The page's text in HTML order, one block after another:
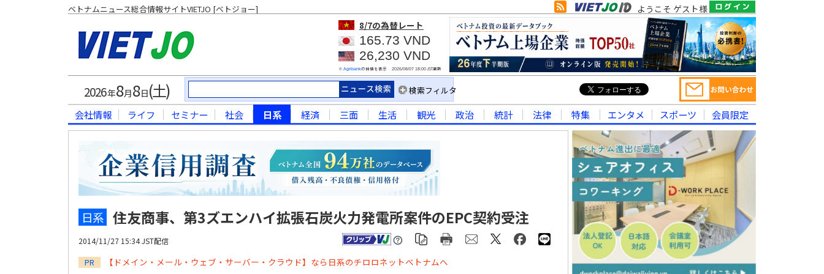
ベトナムニュース総合情報サイトVIETJO [ベトジョー]
ようこそ ゲスト様
8/7の為替レート
165.73 VND
26,230 VND
※ Agribankの仲値を表示 2026/08/07 18:00JST更新
2026年8月8日(土) 検索フィルタ
会社情報 ライフ セミナー 社会 日系 経済 三面 生活 観光 政治 統計 法律 特集 エンタメ スポーツ 会員限定
日系 住友商事、第3ズエンハイ拡張石炭火力発電所案件のEPC契約受注
2014/11/27 15:34 JST配信
PR 【ドメイン・メール・ウェブ・サーバー・クラウド】なら日系のチロロネットベトナムへ